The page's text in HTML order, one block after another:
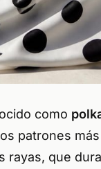
como
patrones
rayas, que